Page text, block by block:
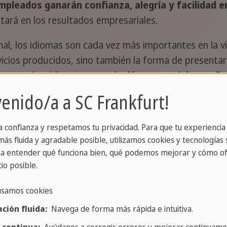
ganarán confianza, alegría y facilidad
en los resultados empresariales.
los idiomas son cada vez más importantes en la
producidos, sino también la forma de
muchos idiomas, comoinglés comercial,
para satisfacer las necesidades
de la formación lingüística
un concepto conjunto orientado a
a tus necesidades individuales. Estaremos
a a SC Frankfurt!
confianza y respetamos tu privacidad. Para que tu
fluida y agradable posible, utilizamos cookies y tecnologías
entender qué funciona bien, qué podemos mejorar y cómo
posible.
cookies
fluida:Navega de forma más rápida e intuitiva.